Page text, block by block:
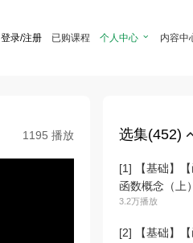
登录/注册 已购课程 个人中心  内容中
1195 播放 选集(452)
[1] 【基础】【
函数概念（上）
3.2万播放
[2] 【基础】【